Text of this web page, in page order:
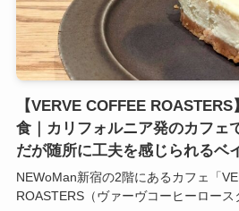
【VERVE COFFEE
食｜カリフォルニア発のカフェ
だが随所に工夫を感じられるベ
NEWoMan新宿の2階にあるカフェ「
ROASTERS（ヴァーヴコーヒーロース